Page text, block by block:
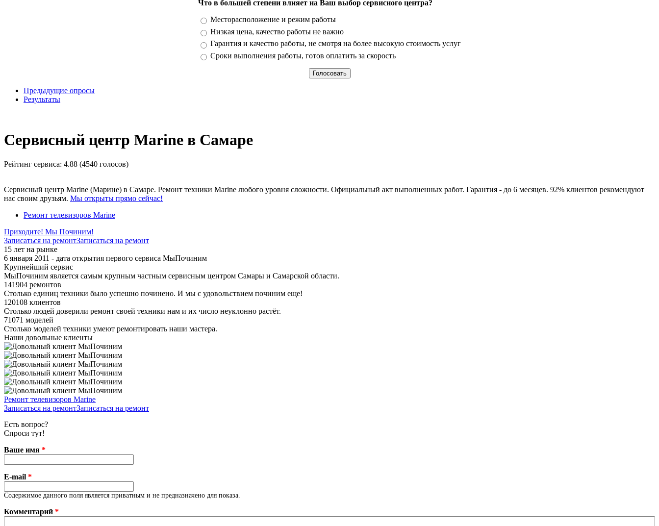
Что в большей степени влияет на Ваш выбор сервисного центра?
Варианты
Месторасположение и режим работы
Низкая цена, качество работы не важно
Гарантия и качество работы, не смотря на более высокую стоимость услуг
Сроки выполнения работы, готов оплатить за скорость
Предыдущие опросы
Результаты
Сервисный центр Marine в Самаре
Рейтинг сервиса: 4.88 (4540 голосов)
Сервисный центр Marine (Марине) в Самаре. Ремонт техники Marine любого уровня сложности. Официальный акт выполненных работ. Гарантия - до 6 месяцев. 92% клиентов рекомендуют
нас своим друзьям. Мы открыты прямо сейчас!
Ремонт телевизоров Marine
Приходите! Мы Починим!
Записаться на ремонтЗаписаться на ремонт
15 лет на рынке
6 января 2011 - дата открытия первого сервиса МыПочиним
Крупнейший сервис
МыПочиним является самым крупным частным сервисным центром Самары и Самарской области.
141904 ремонтов
Столько единиц техники было успешно починено. И мы с удовольствием починим еще!
120108 клиентов
Столько людей доверили ремонт своей техники нам и их число неуклонно растёт.
71071 моделей
Столько моделей техники умеют ремонтировать наши мастера.
Наши довольные клиенты
Ремонт телевизоров Marine
Записаться на ремонтЗаписаться на ремонт
Есть вопрос?
Спроси тут!
Ваше имя *
E-mail *
Содержимое данного поля является приватным и не предназначено для показа.
Комментарий *